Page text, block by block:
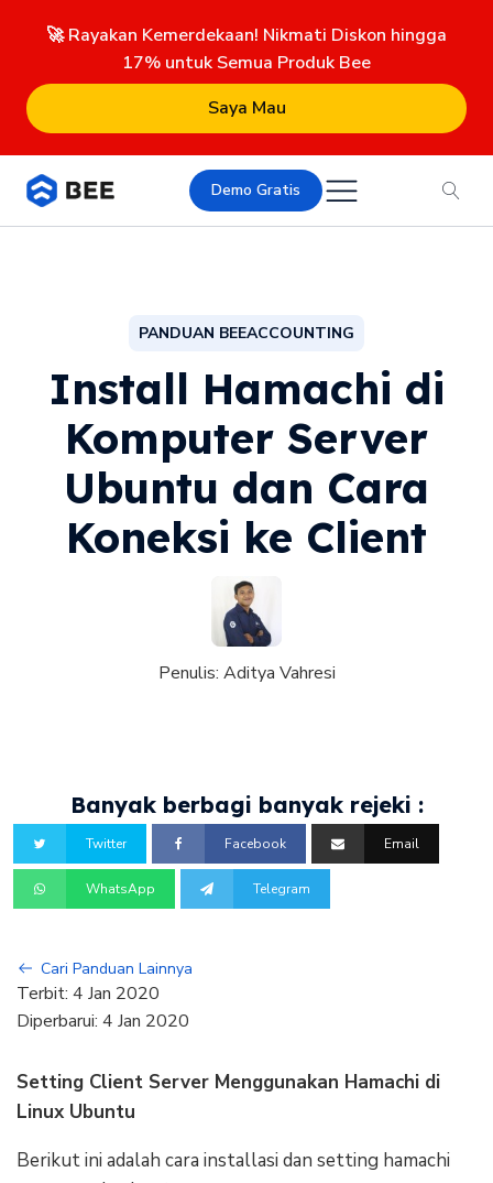
🚀 Rayakan Kemerdekaan! Nikmati Diskon hingga
17% untuk Semua Produk Bee
Saya Mau
Demo Gratis
PANDUAN BEEACCOUNTING
Install Hamachi di
Komputer Server
Ubuntu dan Cara
Koneksi ke Client
Penulis: Aditya Vahresi
Banyak berbagi banyak rejeki :
Twitter Facebook Email
WhatsApp Telegram
Cari Panduan Lainnya
Terbit: 4 Jan 2020
Diperbarui: 4 Jan 2020
Setting Client Server Menggunakan Hamachi di
Linux Ubuntu
Berikut ini adalah cara installasi dan setting hamachi